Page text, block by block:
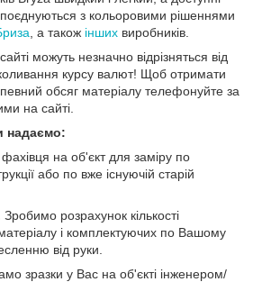
з кольоровими рішеннями
, а також інших виробників.
можуть незначно відрізняться від
курсу валют! Щоб отримати
обсяг матеріалу телефонуйте за
на сайті.
надаємо:
фахівця на об'єкт для заміру по
або по вже існуючій старій
Зробимо розрахунок кількості
і комплектуючих по Вашому
від руки.
зразки у Вас на об'єкті інженером/